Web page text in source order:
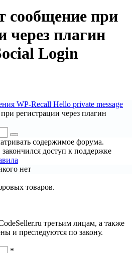
сообщение при
через плагин
Login
WP-Recall Hello private message
регистрации через плагин
содержимое форума.
доступ к поддержке
нет
товаров.
третьим лицам, а также
и преследуются по закону.
*